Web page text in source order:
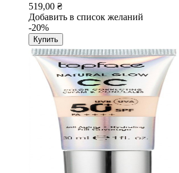
519,00 ₴
Добавить в список желаний
-20%
Купить